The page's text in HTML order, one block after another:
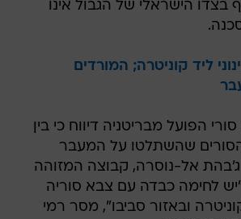
בצדו הישראלי של הגבול אינו
ליד קוניטרה; המורדים
הפועל מבריטניה דיווח כי בין
שהשתלטו על המעבר
ג'בהת אל-נוסרה, קבוצה המזוהה
לחימה כבדה עם צבא סוריה
ובאזור סביבו", מסר רמי